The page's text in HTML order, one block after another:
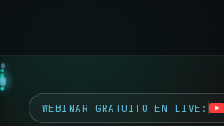
WEBINAR GRATUITO EN LIVE: